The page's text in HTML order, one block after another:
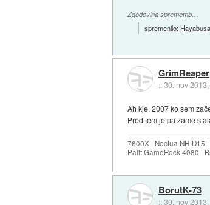
Zgodovina sprememb…
spremenilo: Hayabusa
GrimReaper
::30. nov
Ah kje, 2007 ko sem
Pred tem je pa zame
7600X | Noctua NH-D15
Palit GameRock 4080 |
BorutK-73
::30. nov